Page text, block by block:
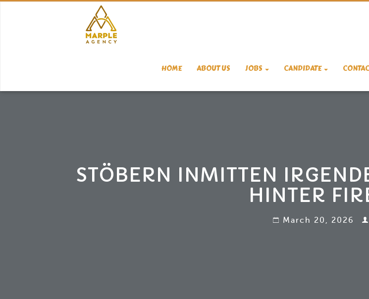
HOME ABOUT US JOBS CANDIDATE
STÖBERN INMITTEN
HINTER
March 20, 2026